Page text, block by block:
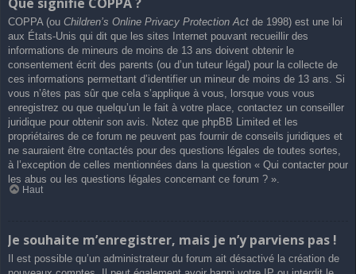
COPPA (ou Children’s Online Privacy Protection Act de 1998) est une loi
aux États-Unis qui dit que les sites Internet pouvant recueillir des
informations de mineurs de moins de 13 ans doivent obtenir le
consentement écrit des parents (ou d’un tuteur légal) pour la collecte de
ces informations permettant d’identifier un mineur de moins de 13 ans. Si
vous n’êtes pas sûr que cela s’applique à vous, lorsque vous vous
enregistrez ou que quelqu’un le fait à votre place, contactez un conseiller
juridique pour obtenir son avis. Notez que phpBB Limited et les
propriétaires de ce forum ne peuvent pas fournir de conseils juridiques et
ne sauraient être contactés pour des questions légales de toutes sortes,
à l’exception de celles mentionnées dans la question « Qui contacter pour
les abus ou les questions légales concernant ce forum ? ».
Haut
Je souhaite m’enregistrer, mais je n’y parviens pas !
Il est possible qu’un administrateur du forum ait désactivé la création de